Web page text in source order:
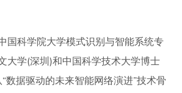
国科学院大学模式识别与智能系统专
大学(深圳)和中国科学技术大学博士
数据驱动的未来智能网络演进”技术骨